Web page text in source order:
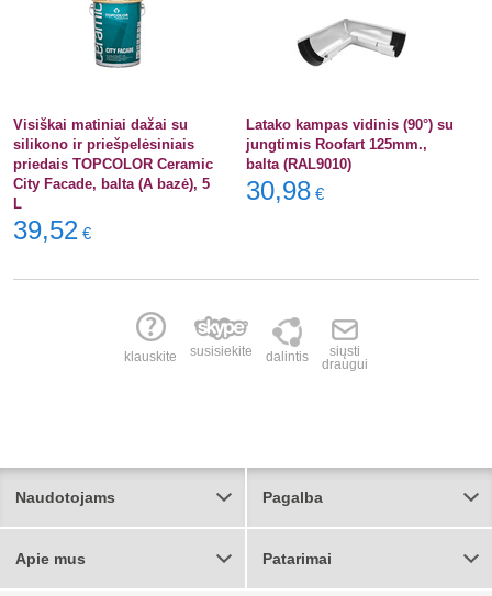
Visiškai matiniai dažai su
silikono ir priešpelėsiniais
priedais TOPCOLOR Ceramic
City Facade, balta (A bazė), 5
L
39,52 €
Latako kampas vidinis (90°) su
jungtimis Roofart 125mm.,
balta (RAL9010)
30,98 €
klauskite susisiekite dalintis
siųsti
draugui
Naudotojams Pagalba
Apie mus Patarimai